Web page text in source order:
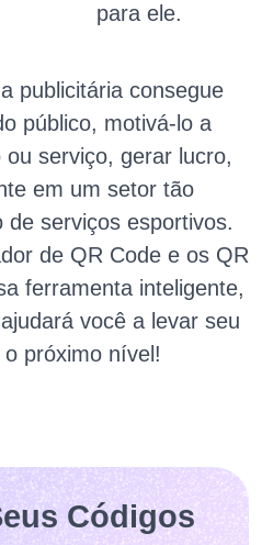
para ele.
publicitária consegue
público, motivá-lo a
serviço, gerar lucro,
em um setor tão
serviços esportivos.
de QR Code e os QR
ferramenta inteligente,
você a levar seu
próximo nível!
Códigos